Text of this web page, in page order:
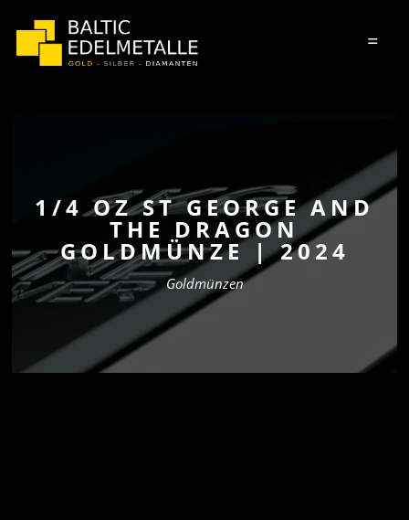
=
1/4 OZ ST GEORGE AND
THE DRAGON
GOLDMÜNZE | 2024
Goldmünzen